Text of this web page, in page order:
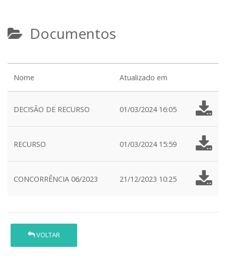
Documentos
Nome Atualizado em
DECISÃO DE RECURSO 01/03/2024 16:05
RECURSO 01/03/2024 15:59
CONCORRÊNCIA 06/2023 21/12/2023 10:25
VOLTAR